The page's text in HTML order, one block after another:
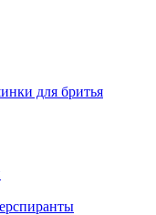
для бритья